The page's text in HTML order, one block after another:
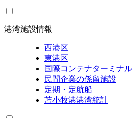
港湾施設情報
西港区
東港区
国際コンテナターミナル
民間企業の係留施設
定期・定航船
苫小牧港港湾統計